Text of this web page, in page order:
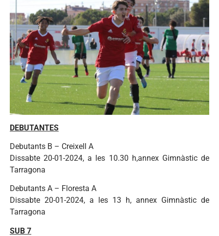
DEBUTANTES
Debutants B – Creixell A
Dissabte 20-01-2024, a les 10.30 h,annex Gimnàstic de
Tarragona
Debutants A – Floresta A
Dissabte 20-01-2024, a les 13 h, annex Gimnàstic de
Tarragona
SUB 7